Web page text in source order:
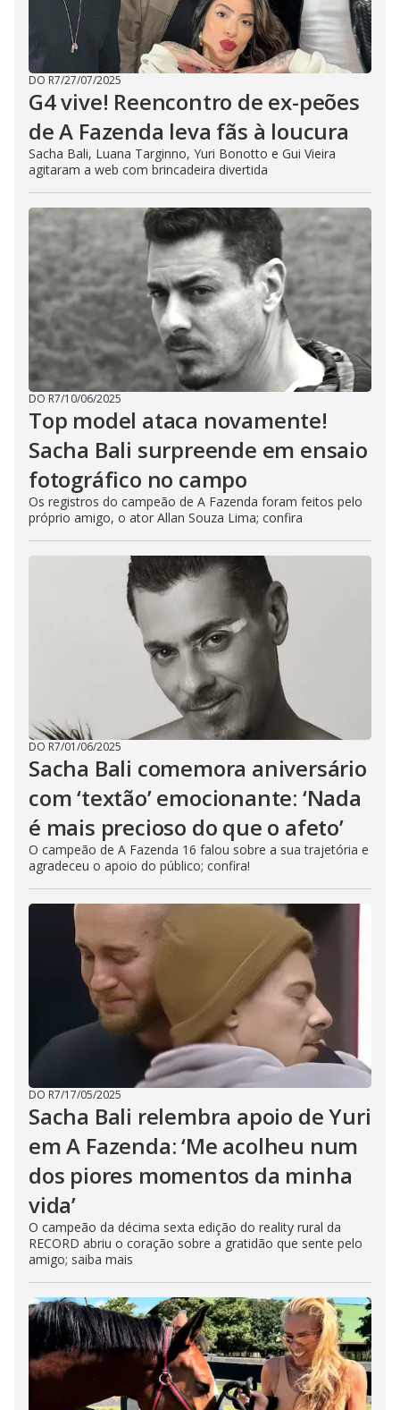
DO R7/27/07/2025
G4 vive! Reencontro de ex-peões
de A Fazenda leva fãs à loucura
Sacha Bali, Luana Targinno, Yuri Bonotto e Gui Vieira
agitaram a web com brincadeira divertida
DO R7/10/06/2025
Top model ataca novamente!
Sacha Bali surpreende em ensaio
fotográfico no campo
Os registros do campeão de A Fazenda foram feitos pelo
próprio amigo, o ator Allan Souza Lima; confira
DO R7/01/06/2025
Sacha Bali comemora aniversário
com ‘textão’ emocionante: ‘Nada
é mais precioso do que o afeto’
O campeão de A Fazenda 16 falou sobre a sua trajetória e
agradeceu o apoio do público; confira!
DO R7/17/05/2025
Sacha Bali relembra apoio de Yuri
em A Fazenda: ‘Me acolheu num
dos piores momentos da minha
vida’
O campeão da décima sexta edição do reality rural da
RECORD abriu o coração sobre a gratidão que sente pelo
amigo; saiba mais